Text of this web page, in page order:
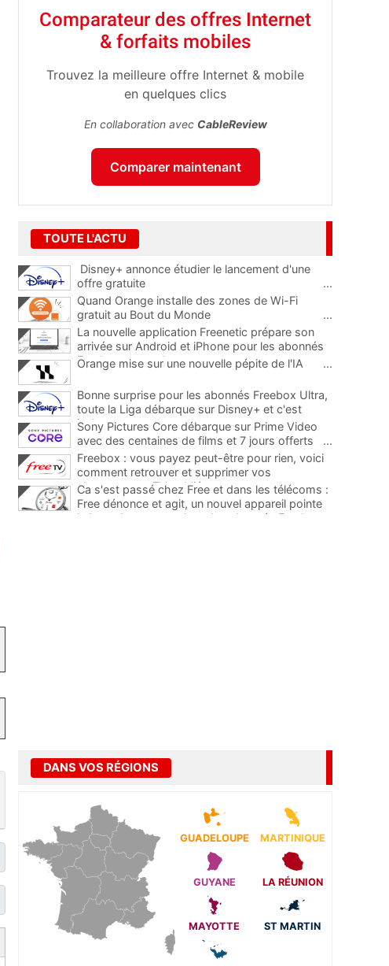
Comparateur des offres Internet
& forfaits mobiles
Trouvez la meilleure offre Internet & mobile
en quelques clics
En collaboration avec CableReview
Comparer maintenant
TOUTE L'ACTU
Disney+ annonce étudier le lancement d'une
offre gratuite
...
Quand Orange installe des zones de Wi-Fi
gratuit au Bout du Monde
...
La nouvelle application Freenetic prépare son
arrivée sur Android et iPhone pour les abonnés
Freebox, testez la
Orange mise sur une nouvelle pépite de l'IA ...
Bonne surprise pour les abonnés Freebox Ultra,
toute la Liga débarque sur Disney+ et c'est
inclus
Sony Pictures Core débarque sur Prime Video
avec des centaines de films et 7 jours offerts
...
Freebox : vous payez peut-être pour rien, voici
comment retrouver et supprimer vos
abonnements TV oubliés
...
Ca s'est passé chez Free et dans les télécoms :
Free dénonce et agit, un nouvel appareil pointe
le bout de son nez chez des abonnés Freebox...
DANS VOS RÉGIONS
GUADELOUPE MARTINIQUE
GUYANE LA RÉUNION
MAYOTTE ST MARTIN